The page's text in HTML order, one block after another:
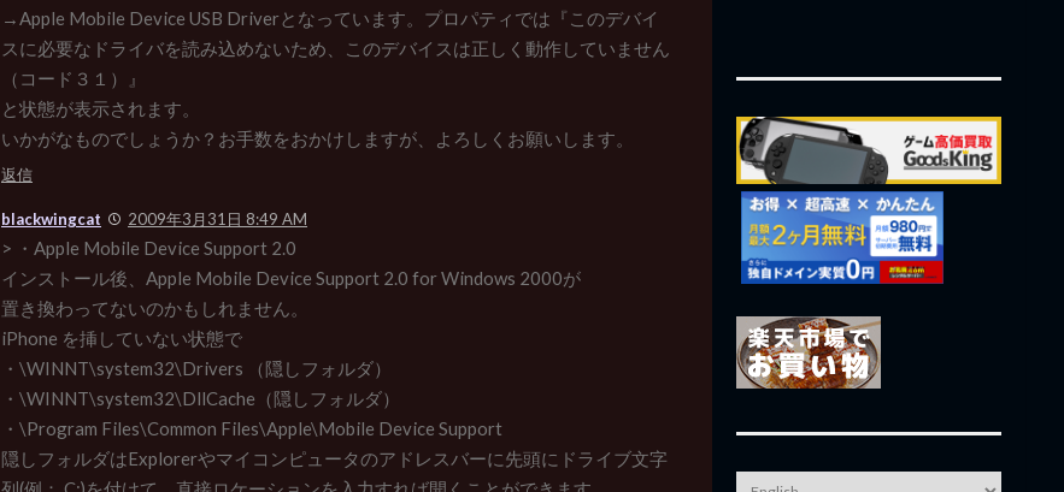
→Apple Mobile Device USB Driverとなっています。プロパティでは『このデバイ
スに必要なドライバを読み込めないため、このデバイスは正しく動作していません
（コード３１）』
と状態が表示されます。
いかがなものでしょうか？お手数をおかけしますが、よろしくお願いします。
返信
blackwingcat 2009年3月31日 8:49 AM
> ・Apple Mobile Device Support 2.0
インストール後、Apple Mobile Device Support 2.0 for Windows 2000が
置き換わってないのかもしれません。
iPhone を挿していない状態で
・\WINNT\system32\Drivers （隠しフォルダ）
・\WINNT\system32\DllCache（隠しフォルダ）
・\Program Files\Common Files\Apple\Mobile Device Support
隠しフォルダはExplorerやマイコンピュータのアドレスバーに先頭にドライブ文字